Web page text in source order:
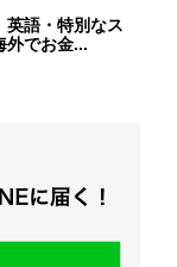
英語・特別なス
外でお金...